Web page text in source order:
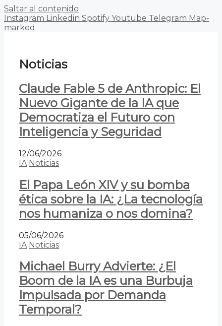
Saltar al contenido
Instagram Linkedin Spotify Youtube Telegram Map-
marked
Noticias
Claude Fable 5 de Anthropic: El
Nuevo Gigante de la IA que
Democratiza el Futuro con
Inteligencia y Seguridad
12/06/2026
IA Noticias
El Papa León XIV y su bomba
ética sobre la IA: ¿La tecnología
nos humaniza o nos domina?
05/06/2026
IA Noticias
Michael Burry Advierte: ¿El
Boom de la IA es una Burbuja
Impulsada por Demanda
Temporal?